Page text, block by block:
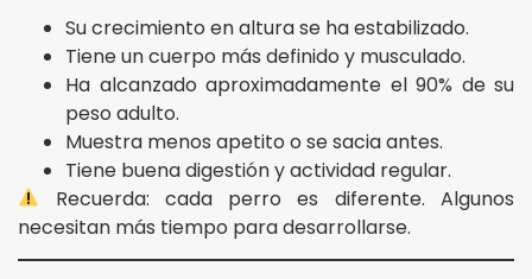
Su crecimiento en altura se ha estabilizado.
Tiene un cuerpo más definido y musculado.
Ha alcanzado aproximadamente el 90% de su
peso adulto.
Muestra menos apetito o se sacia antes.
Tiene buena digestión y actividad regular.
Recuerda: cada perro es diferente. Algunos
necesitan más tiempo para desarrollarse.